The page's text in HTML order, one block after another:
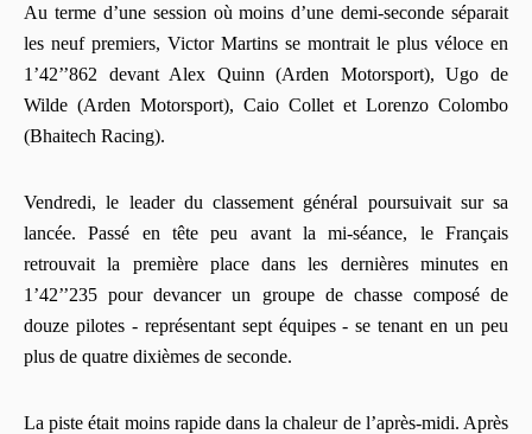
Au terme d’une session où moins d’une demi-seconde séparait
les neuf premiers, Victor Martins se montrait le plus véloce en
1’42’’862 devant Alex Quinn (Arden Motorsport), Ugo de
Wilde (Arden Motorsport), Caio Collet et Lorenzo Colombo
(Bhaitech Racing).
Vendredi, le leader du classement général poursuivait sur sa
lancée. Passé en tête peu avant la mi-séance, le Français
retrouvait la première place dans les dernières minutes en
1’42’’235 pour devancer un groupe de chasse composé de
douze pilotes - représentant sept équipes - se tenant en un peu
plus de quatre dixièmes de seconde.
La piste était moins rapide dans la chaleur de l’après-midi. Après